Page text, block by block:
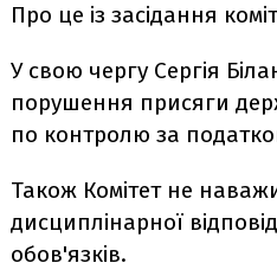
Про це із засідання
У свою чергу Сергія
порушення присяги
по контролю за
Також Комітет не
дисциплінарної
обов'язків.